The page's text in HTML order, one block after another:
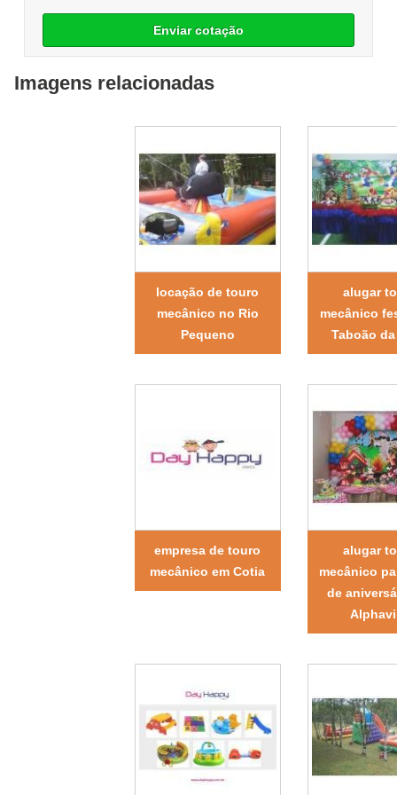
Enviar cotação
Imagens relacionadas
locação de touro
mecânico no Rio
Pequeno
alugar
mecânico
Taboão da
empresa de touro
mecânico em Cotia
alugar
mecânico
de